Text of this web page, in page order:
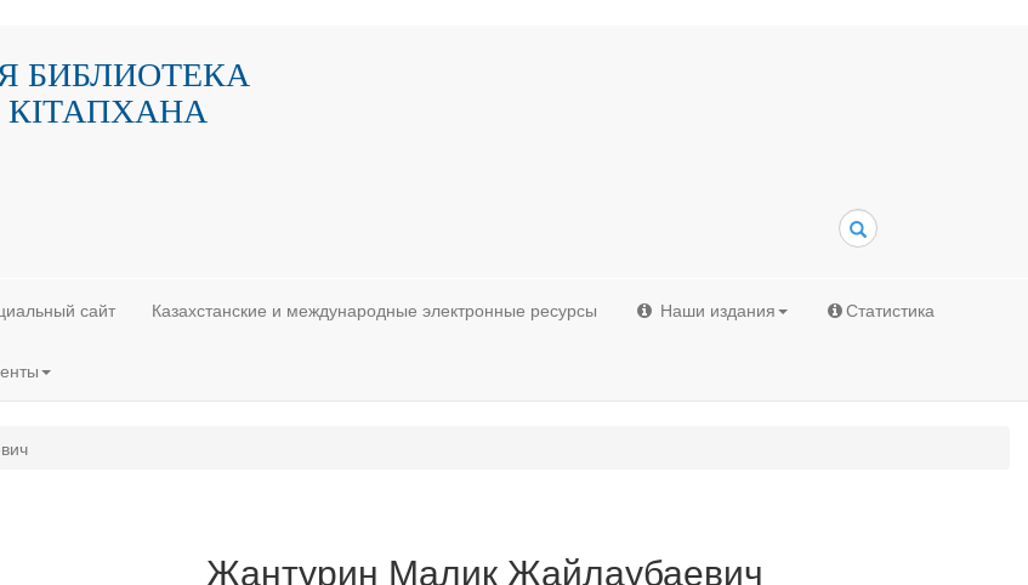
БИБЛИОТЕКА
КIТАПХАНА
Поиск
сайт Казахстанские и международные электронные ресурсы Наши издания Статистика
Жантурин Малик Жайлаубаевич